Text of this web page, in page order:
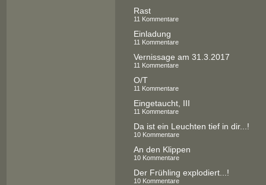
Rast
11 Kommentare
Einladung
11 Kommentare
Vernissage am 31.3.2017
11 Kommentare
O/T
11 Kommentare
Eingetaucht, III
11 Kommentare
Da ist ein Leuchten tief in dir...!
10 Kommentare
An den Klippen
10 Kommentare
Der Frühling explodiert...!
10 Kommentare